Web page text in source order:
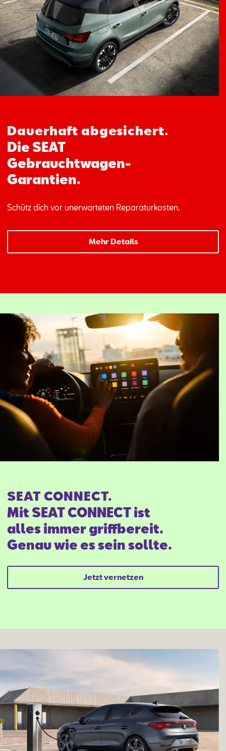
Aktionen
Dauerhaft abgesichert.
Die SEAT
Gebrauchtwagen-
Garantien.
Schütz dich vor unerwarteten Reparaturkosten.
Mehr Details
SEAT CONNECT.
Mit SEAT CONNECT ist
alles immer griffbereit.
Genau wie es sein sollte.
Jetzt vernetzen